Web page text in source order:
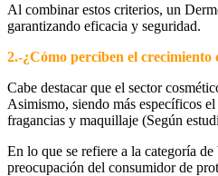
Al combinar estos criterios, un
garantizando eficacia y seguridad.
2.-¿Cómo perciben el crecimiento
Cabe destacar que el sector
Asimismo, siendo más específicos
fragancias y maquillaje (Según
En lo que se refiere a la categoría
preocupación del consumidor de